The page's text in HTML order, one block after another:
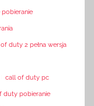
pobieranie
duty 2 pełna wersja
call of duty pc
duty pobieranie